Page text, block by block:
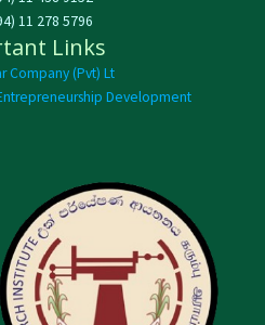
11 278 5796
Links
Company (Pvt) Lt
Development